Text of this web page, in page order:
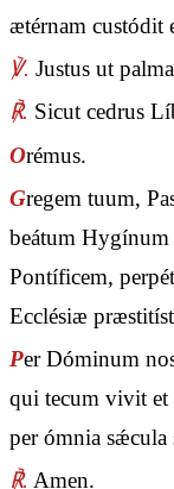
ætérnam custódit
℣. Justus ut
℟. Sicut cedrus
Orémus.
Gregem tuum,
beátum
Pontíficem,
Ecclésiæ
Per Dóminum
qui tecum vivit et
per ómnia
℟. Amen.